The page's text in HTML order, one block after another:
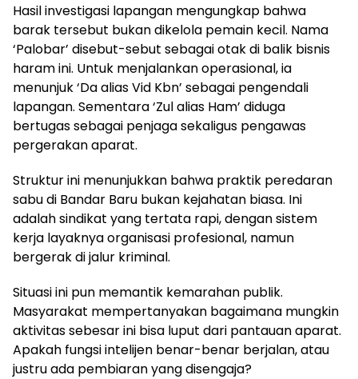
Hasil investigasi lapangan mengungkap bahwa
barak tersebut bukan dikelola pemain kecil. Nama
‘Palobar’ disebut-sebut sebagai otak di balik bisnis
haram ini. Untuk menjalankan operasional, ia
menunjuk ‘Da alias Vid Kbn’ sebagai pengendali
lapangan. Sementara ‘Zul alias Ham’ diduga
bertugas sebagai penjaga sekaligus pengawas
pergerakan aparat.
Struktur ini menunjukkan bahwa praktik peredaran
sabu di Bandar Baru bukan kejahatan biasa. Ini
adalah sindikat yang tertata rapi, dengan sistem
kerja layaknya organisasi profesional, namun
bergerak di jalur kriminal.
Situasi ini pun memantik kemarahan publik.
Masyarakat mempertanyakan bagaimana mungkin
aktivitas sebesar ini bisa luput dari pantauan aparat.
Apakah fungsi intelijen benar-benar berjalan, atau
justru ada pembiaran yang disengaja?